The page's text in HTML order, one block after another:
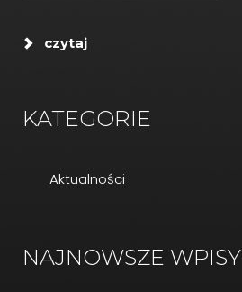
czytaj
KATEGORIE
Aktualności
NAJNOWSZE WPISY